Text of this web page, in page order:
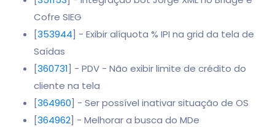
Cofre SIEG
[353944] - Exibir alíquota % IPI na grid da tela de
Saídas
[360731] - PDV - Não exibir limite de crédito do
cliente na tela
[364960] - Ser possível inativar situação de OS
[364962] - Melhorar a busca do MDe